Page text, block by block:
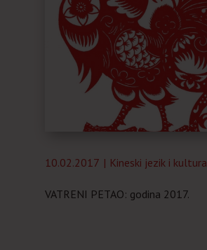
Almanah
O nama
10.02.2017 Kineski jezik i kultura
VATRENI PETAO: godina 2017.